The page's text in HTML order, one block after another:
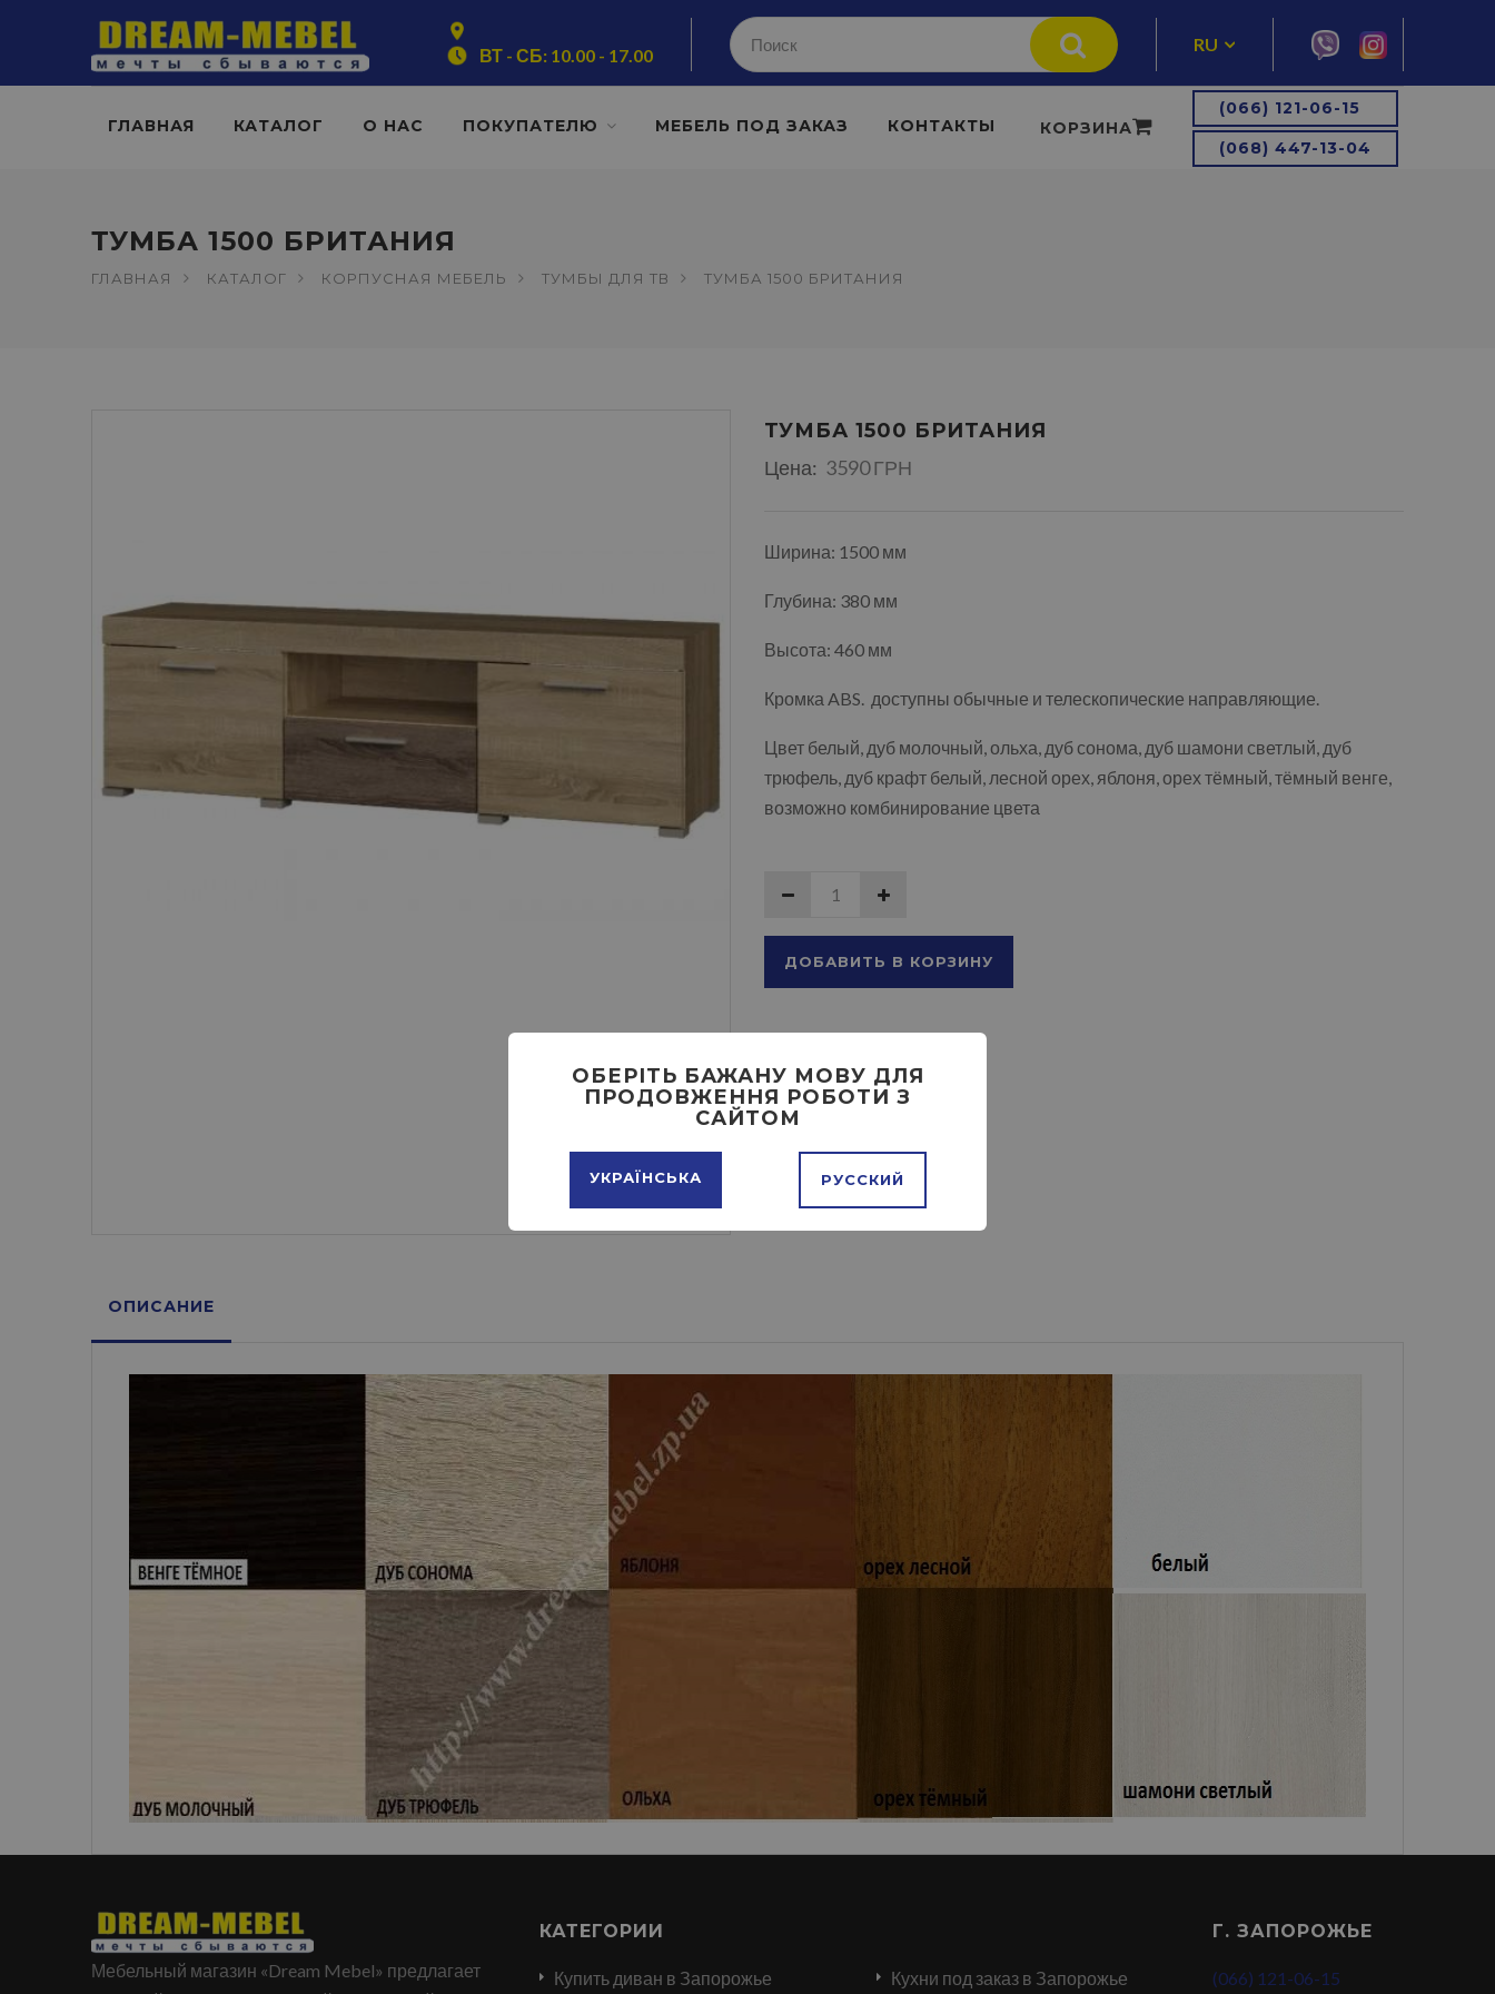
ВТ - СБ: 10.00 - 17.00
RU
ГЛАВНАЯ КАТАЛОГ О НАС ПОКУПАТЕЛЮ МЕБЕЛЬ ПОД ЗАКАЗ КОНТАКТЫ
(066) 121-06-15
(068) 447-13-04
КОРЗИНА
ТУМБА 1500 БРИТАНИЯ
ГЛАВНАЯ КАТАЛОГ КОРПУСНАЯ МЕБЕЛЬ ТУМБЫ ДЛЯ ТВ ТУМБА 1500 БРИТАНИЯ
ТУМБА 1500 БРИТАНИЯ
Цена: 3590 ГРН
Ширина: 1500 мм
Глубина: 380 мм
Высота: 460 мм
Кромка ABS. доступны обычные и телескопические направляющие.
Цвет белый, дуб молочный, ольха, дуб сонома, дуб шамони светлый, дуб
трюфель, дуб крафт белый, лесной орех, яблоня, орех тёмный, тёмный венге,
возможно комбинирование цвета
ДОБАВИТЬ В КОРЗИНУ
ОПИСАНИЕ
Мебельный магазин «Dream Mebel» предлагает
КАТЕГОРИИ
Купить диван в Запорожье Кухни под заказ в Запорожье
Г. ЗАПОРОЖЬЕ
(066) 121-06-15
ОБЕРІТЬ БАЖАНУ МОВУ ДЛЯ
ПРОДОВЖЕННЯ РОБОТИ З
САЙТОМ
УКРАЇНСЬКА РУССКИЙ